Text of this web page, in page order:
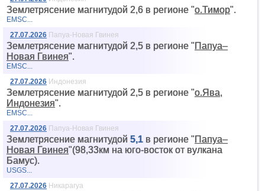
Землетрясение магнитудой 2,6 в регионе "о.Тимор".
EMSC...
27.07.2026 Папуа-Новая Гвинея
Землетрясение магнитудой 2,5 в регионе " Папуа–
Новая Гвинея".
EMSC...
27.07.2026 Индонезия
Землетрясение магнитудой 2,5 в регионе "о.Ява,
Индонезия".
EMSC...
27.07.2026 Папуа-Новая Гвинея
Землетрясение магнитудой 5,1 в регионе " Папуа–
Новая Гвинея"(98,33км на юго-восток от вyлкана
Бамус).
USGS...
27.07.2026 Никарагуа